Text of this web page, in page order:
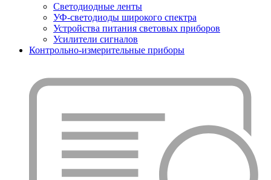
Светодиодные ленты
УФ-светодиоды широкого спектра
Устройства питания световых приборов
Усилители сигналов
Контрольно-измерительные приборы